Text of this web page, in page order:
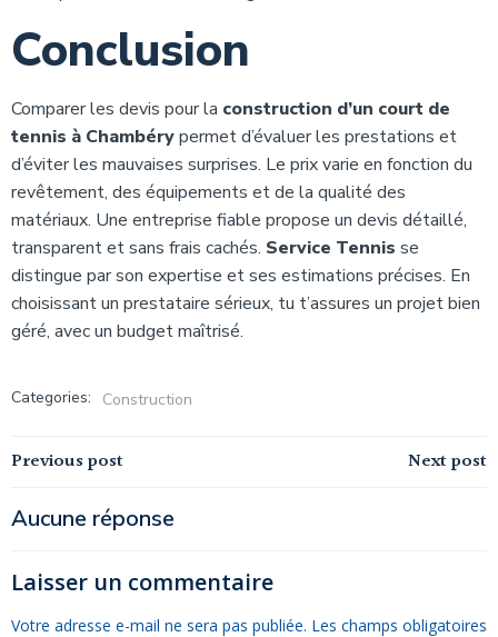
Conclusion
Comparer les devis pour la construction d’un court de
tennis à Chambérypermet d’évaluer les prestations et
d’éviter les mauvaises surprises. Le prix varie en fonction du
revêtement, des équipements et de la qualité des
matériaux. Une entreprise fiable propose un devis détaillé,
transparent et sans frais cachés. Service Tennis se
distingue par son expertise et ses estimations précises. En
choisissant un prestataire sérieux, tu t’assures un projet bien
géré, avec un budget maîtrisé.
Categories: Construction
Navigation
de
l’article
Previous post Navigation
l’article
Next post
Aucune réponse
Laisser un commentaire
Votre adresse e-mail ne sera pas publiée. Les champs obligatoires